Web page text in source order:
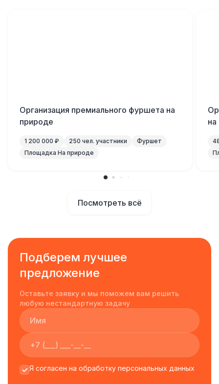
Организация премиального фуршета на
природе
1 200 000 ₽ 250 чел. участники
Фуршет
Площадка На природе
Посмотреть всё
Подберем лучшее
предложение
Оставьте заявку и мы поможем вам решить
любую нестандартную задачу
Я согласен на обработку персональных данных